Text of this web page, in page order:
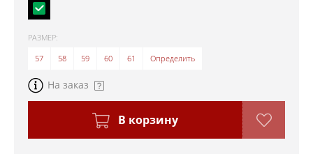
РАЗМЕР:
57
58 59 60 61 Определить
На заказ
В корзину